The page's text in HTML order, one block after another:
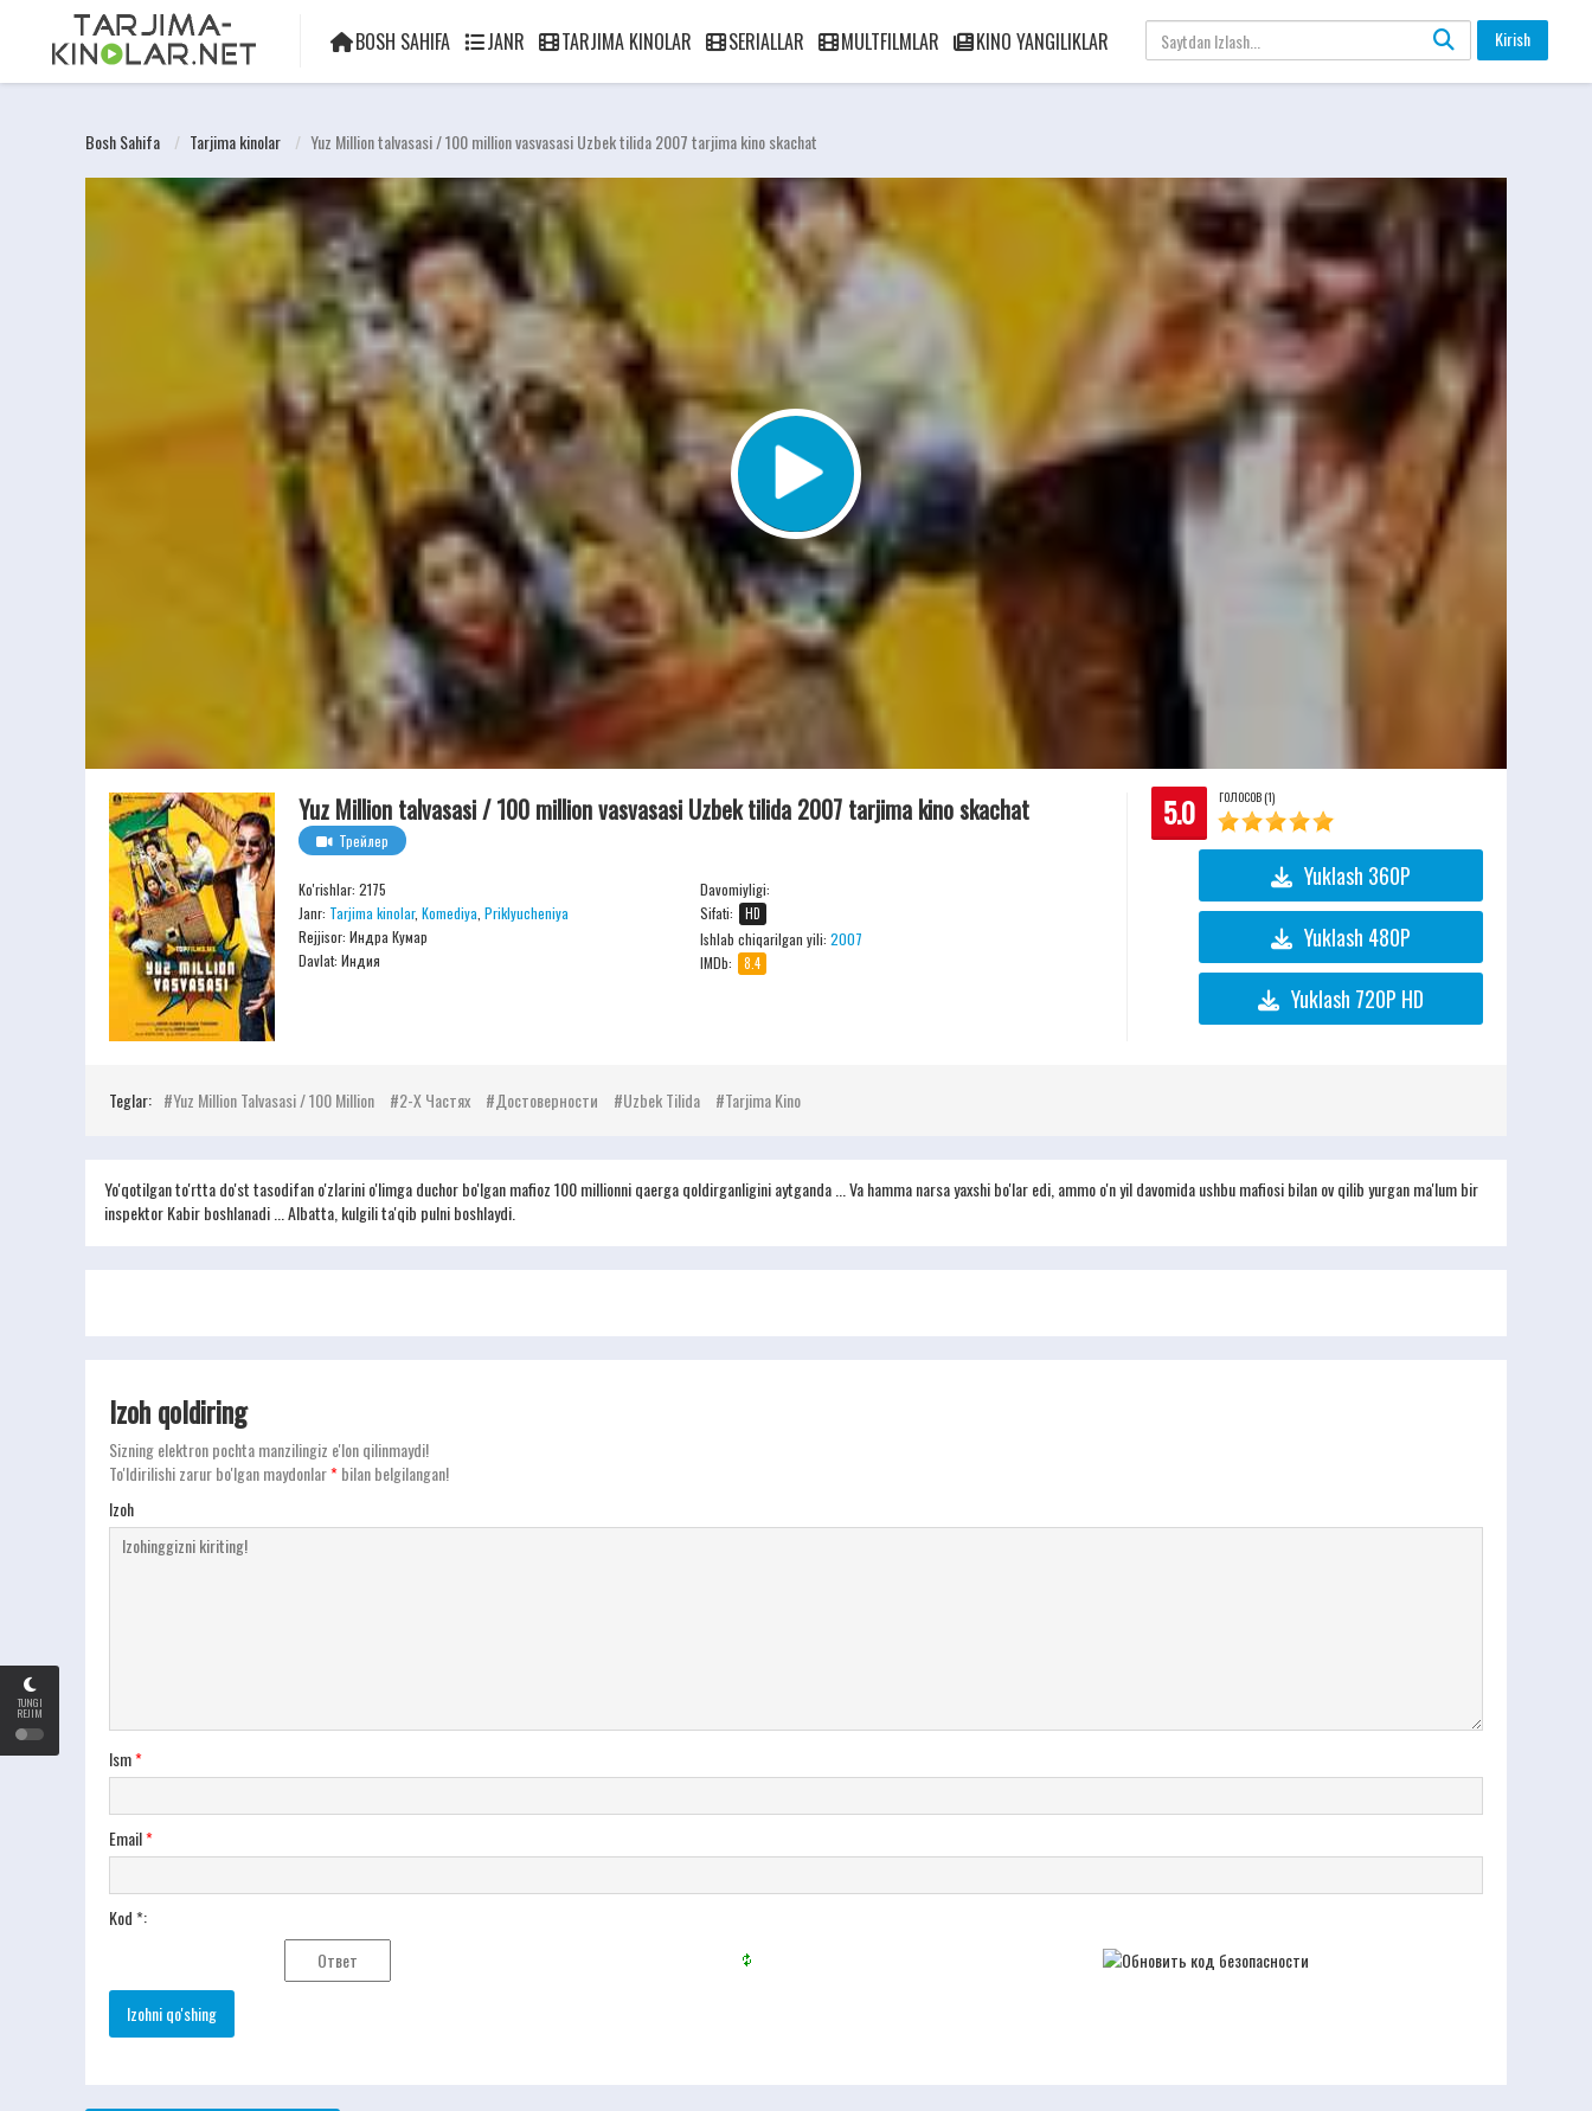
TUNGI
REJIM
BOSH SAHIFA JANR TARJIMA KINOLAR SERIALLAR MULTFILMLAR KINO YANGILIKLAR Kirish
Bosh Sahifa Tarjima kinolar Yuz Million talvasasi / 100 million vasvasasi Uzbek tilida 2007 tarjima kino skachat
5.0 ГОЛОСОВ (1)
Yuklash 360P
Yuklash 480P
Yuklash 720P HD
Yuz Million talvasasi / 100 million vasvasasi Uzbek tilida 2007 tarjima kino skachat
Трейлер
Ko'rishlar: 2175
Janr: Tarjima kinolar, Komediya Priklyucheniya
Rejjisor: Индра Кумар
Davlat: Индия
Davomiyligi:
Sifati:
HD
Ishlab chiqarilgan yili:2007
IMDb:
8.4
Teglar: Yuz Million Talvasasi / 100 Million 2-Х Частях Достоверности Uzbek Tilida Tarjima Kino
Yo'qotilgan to'rtta do'st tasodifan o'zlarini o'limga duchor bo'lgan mafioz 100 millionni qaerga qoldirganligini aytganda ... Va hamma narsa yaxshi bo'lar edi, ammo o'n yil davomida ushbu mafiosi bilan ov qilib yurgan ma'lum bir
inspektor Kabir boshlanadi ... Albatta, kulgili ta'qib pulni boshlaydi.
Izoh qoldiring
Sizning elektron pochta manzilingiz e'lon qilinmaydi!
To'ldirilishi zarur bo'lgan maydonlar*bilan belgilangan!
Izoh
Ism*
Email*
Kod *: